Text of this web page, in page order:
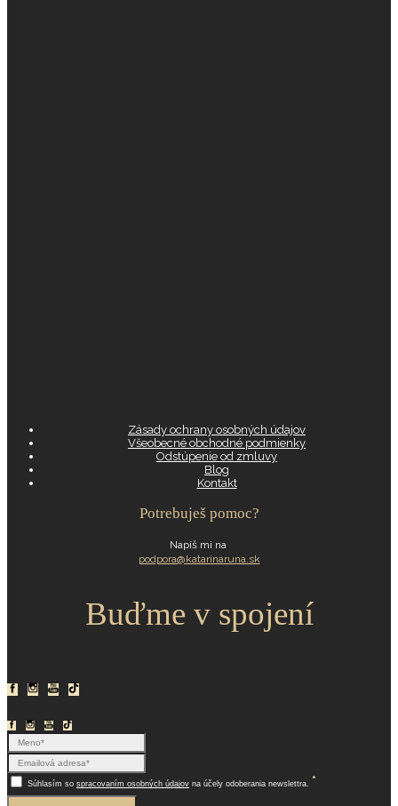
Zásady ochrany osobných údajov
Všeobecné obchodné podmienky
Odstúpenie od zmluvy
Blog
Kontakt
Potrebuješ pomoc?
Napíš mi na
podpora@katarinaruna.sk
Buďme v spojení
Súhlasím so spracovaním osobných údajov na účely odoberania newslettra. *